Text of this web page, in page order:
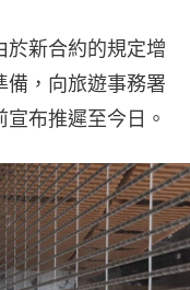
於新合約的規定增
備，向旅遊事務署
布推遲至今日。